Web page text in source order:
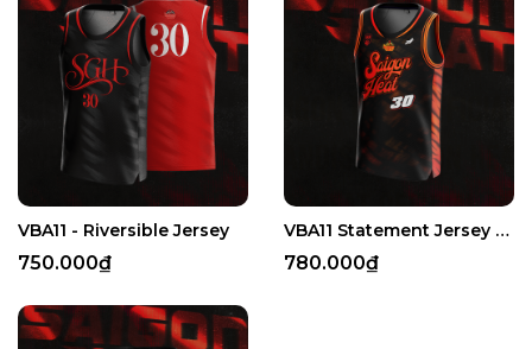
VBA11 - Riversible Jersey
750.000₫
VBA11 Statement Jersey - The Sentinel of Saigon
780.000₫